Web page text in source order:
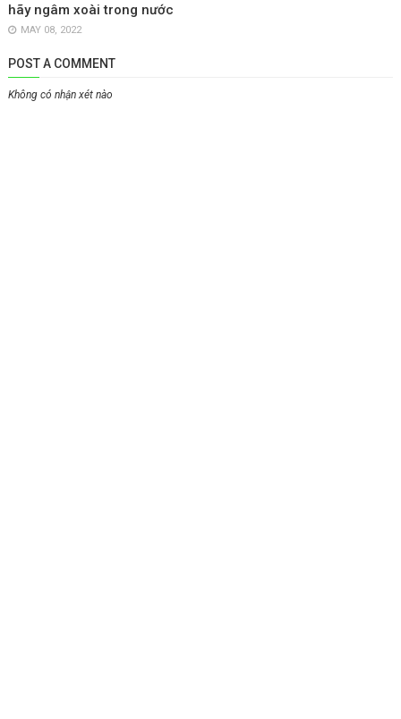
hãy ngâm xoài trong nước
MAY 08, 2022
POST A COMMENT
Không có nhận xét nào